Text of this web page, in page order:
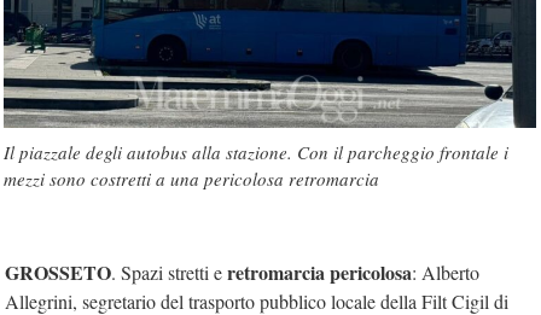
Il piazzale degli autobus alla stazione. Con il parcheggio frontale i
mezzi sono costretti a una pericolosa retromarcia
GROSSETO. Spazi stretti eretromarcia pericolosa: Alberto
Allegrini, segretario del trasporto pubblico locale della Filt Cigil di